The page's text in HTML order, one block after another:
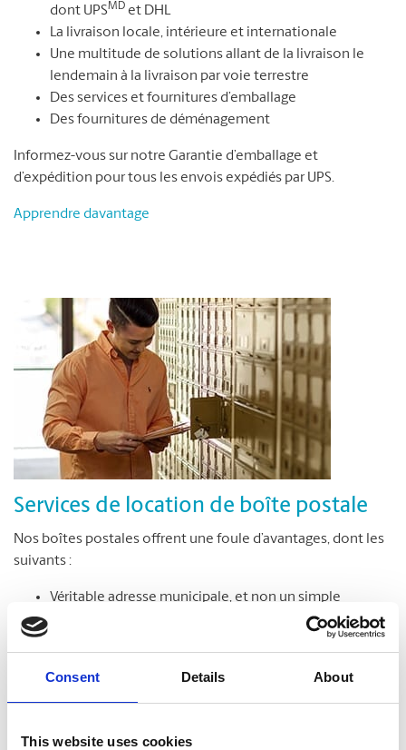
Consent Details About
This website uses cookies
dont UPSMD et DHL
La livraison locale, intérieure et internationale
Une multitude de solutions allant de la livraison le
lendemain à la livraison par voie terrestre
Des services et fournitures d’emballage
Des fournitures de déménagement
Informez-vous sur notre Garantie d’emballage et
d’expédition pour tous les envois expédiés par UPS.
Apprendre davantage
Services de location de boîte postale
Nos boîtes postales offrent une foule d’avantages, dont les
suivants :
Véritable adresse municipale, et non un simple
Réception de colis livrés par toutes les entreprises de
Accès sécuritaire à votre boîte postale en tout temps,
jour et nuit*